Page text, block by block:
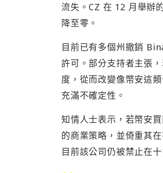
流失。CZ 在 12 月舉辦
降至零。
目前已有多個州撤銷
許可。部分支持者主張
度，從而改變像幣安這
充滿不確定性。
知情人士表示，若幣安
的商業策略，並倚重其
目前該公司仍被禁止在